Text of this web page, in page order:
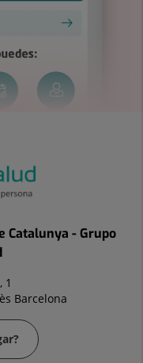
Catalunya - Grupo
1
Barcelona